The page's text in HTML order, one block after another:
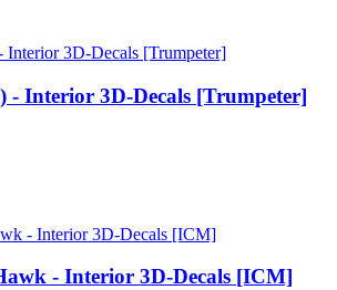
- Interior 3D-Decals [Trumpeter]
- Interior 3D-Decals [ICM]